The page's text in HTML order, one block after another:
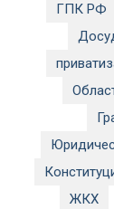
ГПК РФ
ЖКХ